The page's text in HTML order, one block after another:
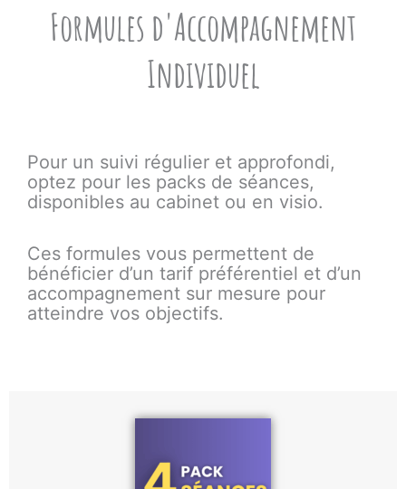
Formules d'Accompagnement
Individuel
Pour un suivi régulier et approfondi,
optez pour les packs de séances,
disponibles au cabinet ou en visio.
Ces formules vous permettent de
bénéficier d’un tarif préférentiel et d’un
accompagnement sur mesure pour
atteindre vos objectifs.